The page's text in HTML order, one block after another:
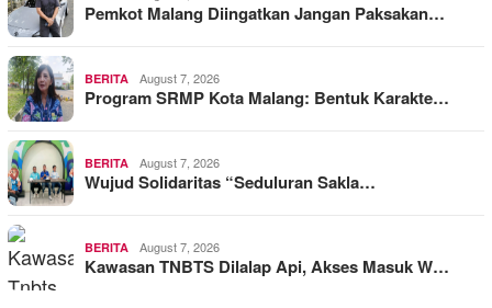
Pemkot Malang Diingatkan Jangan Paksakan…
BERITA August 7, 2026
Program SRMP Kota Malang: Bentuk Karakte…
BERITA August 7, 2026
Wujud Solidaritas “Seduluran Sakla…
BERITA August 7, 2026
Kawasan TNBTS Dilalap Api, Akses Masuk W…